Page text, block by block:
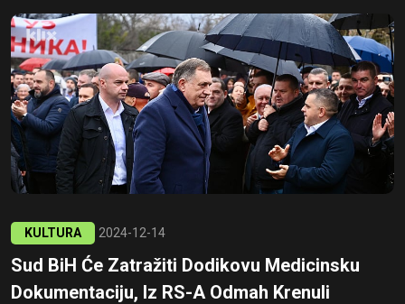
KULTURA 2024-12-14
Sud BiH Će Zatražiti Dodikovu Medicinsku
Dokumentaciju, Iz RS-A Odmah Krenuli